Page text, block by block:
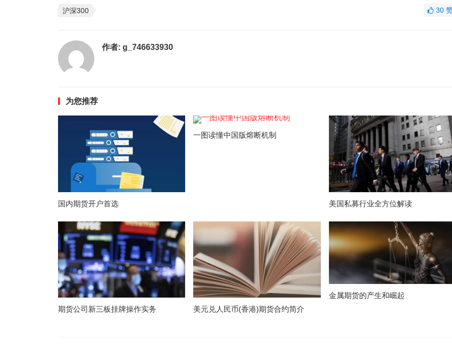
沪深300 30
作者: g_746633930
为您推荐
国内期货开户首选
一图读懂中国版熔断机制
美国私募行业全方位解读
期货公司新三板挂牌操作实务 美元兑人民币(香港)期货合约简介
金属期货的产生和崛起